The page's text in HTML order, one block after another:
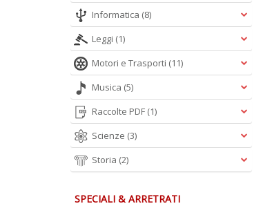
Informatica (8)
Leggi (1)
Motori e Trasporti (11)
Musica (5)
Raccolte PDF (1)
Scienze (3)
Storia (2)
SPECIALI & ARRETRATI